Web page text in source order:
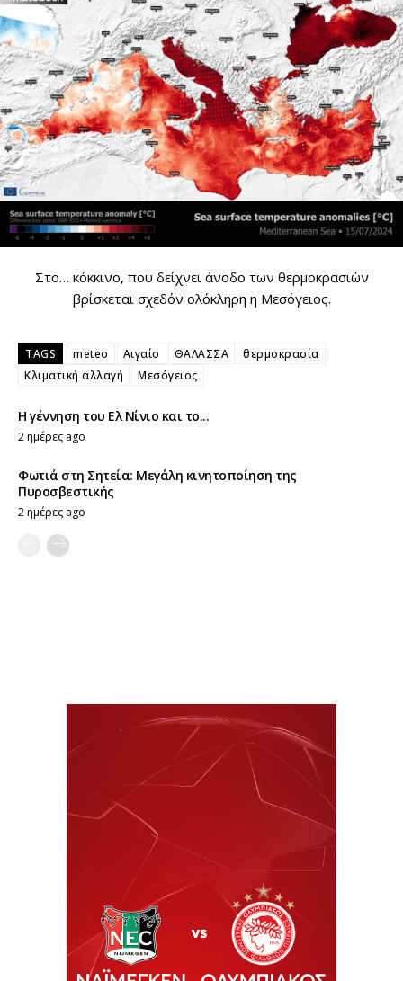
Στο… κόκκινο, που δείχνει άνοδο των θερμοκρασιών
βρίσκεται σχεδόν ολόκληρη η Μεσόγειος.
TAGS meteo Αιγαίο ΘΑΛΑΣΣΑ
θερμοκρασία
Κλιματική αλλαγή
Μεσόγειος
Η γέννηση του Ελ Νίνιο και το...
2 ημέρες ago
Φωτιά στη Σητεία: Μεγάλη κινητοποίηση της
Πυροσβεστικής
2 ημέρες ago